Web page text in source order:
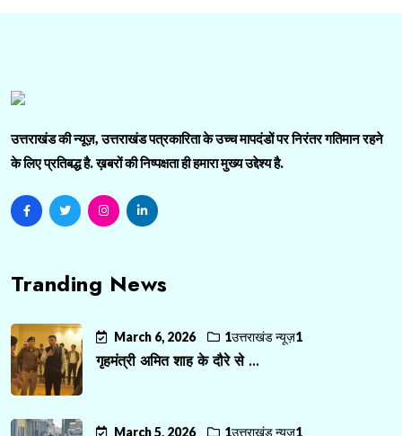
उत्तराखंड की न्यूज़, उत्तराखंड पत्रकारिता के उच्च मापदंडों पर निरंतर गतिमान रहने
के लिए प्रतिबद्ध है. ख़बरों की निष्पक्षता ही हमारा मुख्य उद्देश्य है.
Tranding News
March 6, 2026 1उत्तराखंड न्यूज़1
गृहमंत्री अमित शाह के दौरे से ...
March 5, 2026 1उत्तराखंड न्यूज़1